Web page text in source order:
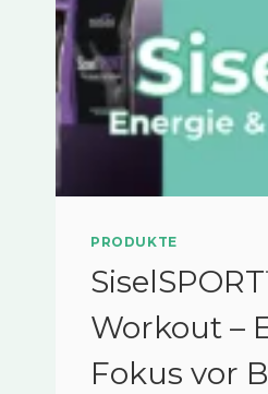
PRODUKTE
Workout –
Fokus vor